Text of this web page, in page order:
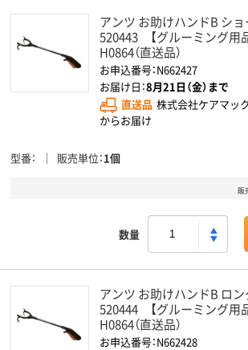
アンツ お助けハンドB シ
520443 【グルーミング用
H0864（直送品）
お申込番号：N662427
お届け日：8月21日（金）まで
直送品 株式会社ケアマッ
からお届け
型番 販売単位 1個
販
数量
アンツ お助けハンドB ロ
520444 【グルーミング用
H0864（直送品）
お申込番号：N662428